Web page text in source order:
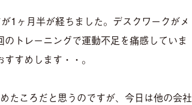
1ヶ月半が経ちました。デスクワークがメ
トレーニングで運動不足を痛感していま
すめします・・。
たころだと思うのですが、今日は他の会社